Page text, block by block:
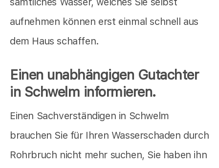
aufnehmen können erst einmal schnell aus
dem Haus schaffen.
Einen unabhängigen Gutachter
in Schwelm informieren.
Einen Sachverständigen in Schwelm
brauchen Sie für Ihren Wasserschaden durch
Rohrbruch nicht mehr suchen, Sie haben ihn